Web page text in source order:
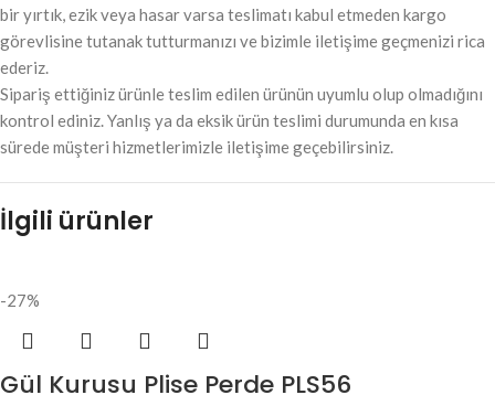
bir yırtık, ezik veya hasar varsa teslimatı kabul etmeden kargo
görevlisine tutanak tutturmanızı ve bizimle iletişime geçmenizi rica
ederiz.
Sipariş ettiğiniz ürünle teslim edilen ürünün uyumlu olup olmadığını
kontrol ediniz. Yanlış ya da eksik ürün teslimi durumunda en kısa
sürede müşteri hizmetlerimizle iletişime geçebilirsiniz.
İlgili ürünler
-27%
Gül Kurusu Plise Perde PLS56